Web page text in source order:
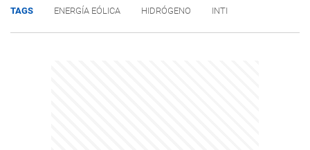
TAGS ENERGÍA EÓLICA HIDRÓGENO INTI